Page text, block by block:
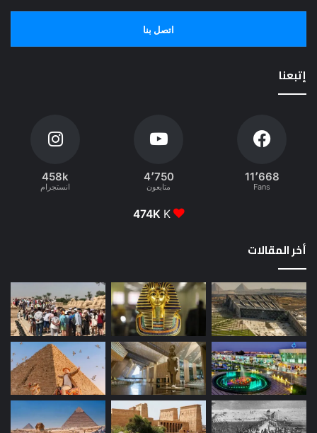
اتصل بنا
إتبعنا
11٬668
Fans
4٬750
متابعون
458k
انستجرام
474K K
أخر المقالات